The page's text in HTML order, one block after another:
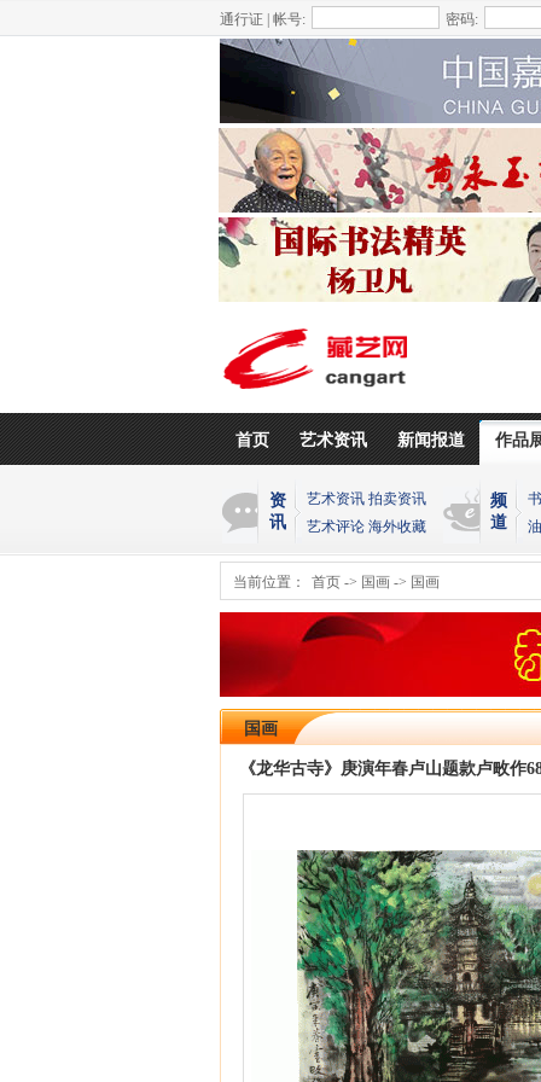
通行证 | 帐号: 密码:
首页 艺术资讯 新闻报道 作品
资
讯
艺术资讯 拍卖资讯
艺术评论 海外收藏
频
道
当前位置： 首页 -> 国画 -> 国画
国画
《龙华古寺》庚演年春卢山题款卢畋作